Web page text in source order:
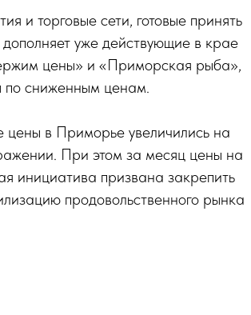
и торговые сети, готовые принять
уже действующие в крае
цены» и «Приморская рыба»,
по сниженным ценам.
в Приморье увеличились на
При этом за месяц цены на
инициатива призвана закрепить
продовольственного рынка